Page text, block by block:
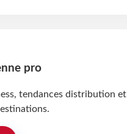
pro
tendances distribution et